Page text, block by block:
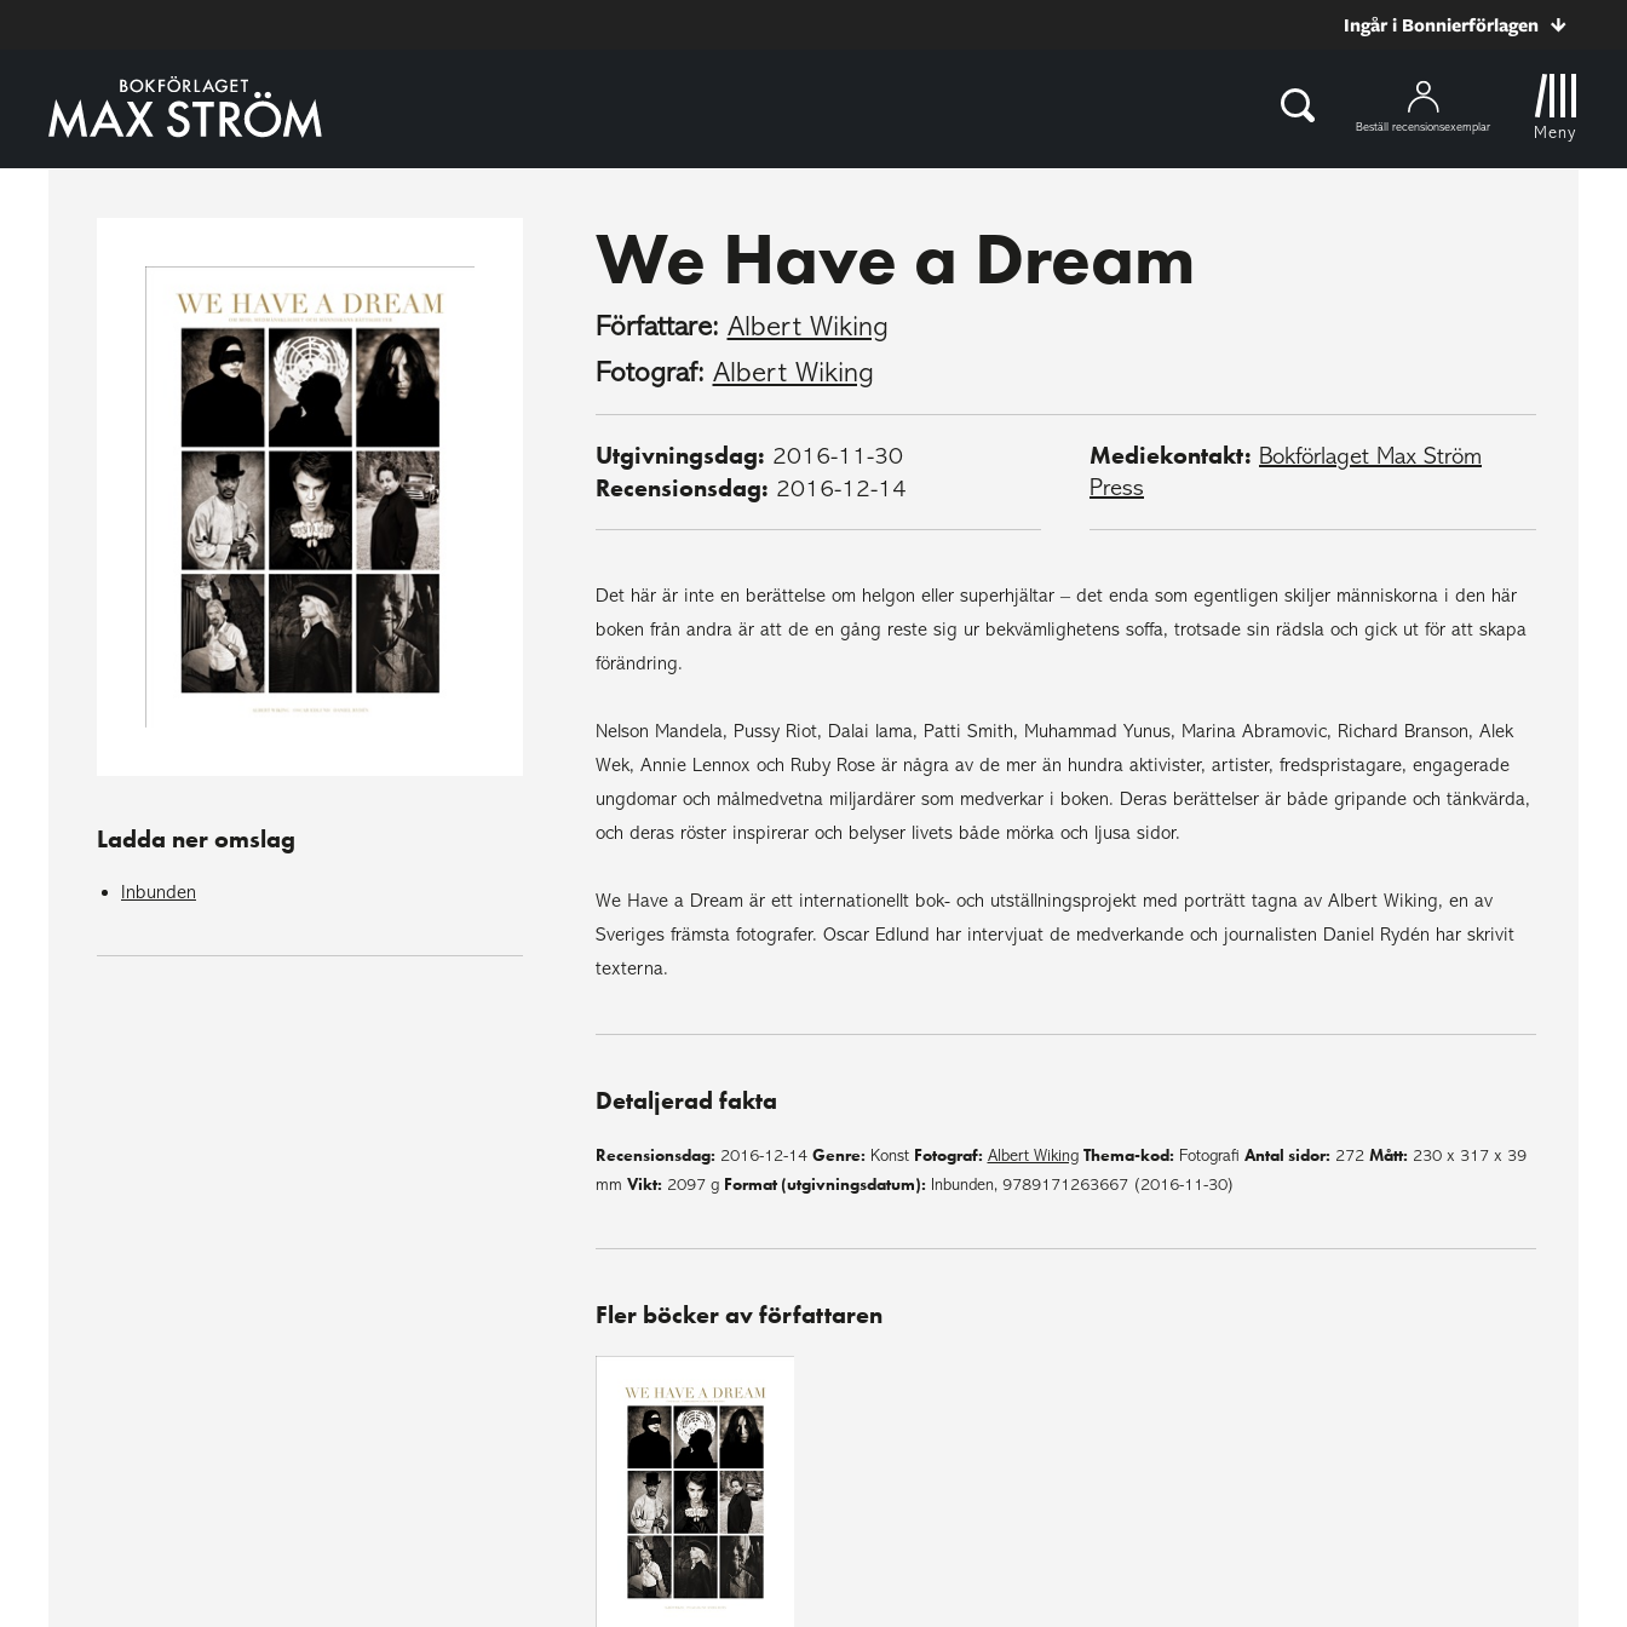
Ingår i Bonnierförlagen
Beställ recensionsexemplar Meny
Ladda ner omslag
Inbunden
We Have a Dream
Författare: Albert Wiking
Fotograf: Albert Wiking
Utgivningsdag: 2016-11-30
Recensionsdag: 2016-12-14
Mediekontakt: Bokförlaget Max Ström
Press
Det här är inte en berättelse om helgon eller superhjältar – det enda som egentligen skiljer människorna i den här
boken från andra är att de en gång reste sig ur bekvämlighetens soffa, trotsade sin rädsla och gick ut för att skapa
förändring.
Nelson Mandela, Pussy Riot, Dalai lama, Patti Smith, Muhammad Yunus, Marina Abramovic, Richard Branson, Alek
Wek, Annie Lennox och Ruby Rose är några av de mer än hundra aktivister, artister, fredspristagare, engagerade
ungdomar och målmedvetna miljardärer som medverkar i boken. Deras berättelser är både gripande och tänkvärda,
och deras röster inspirerar och belyser livets både mörka och ljusa sidor.
We Have a Dream är ett internationellt bok- och utställningsprojekt med porträtt tagna av Albert Wiking, en av
Sveriges främsta fotografer. Oscar Edlund har intervjuat de medverkande och journalisten Daniel Rydén har skrivit
texterna.
Detaljerad fakta
Recensionsdag: 2016-12-14 Genre: Konst Fotograf: Albert Wiking Thema-kod: Fotografi Antal sidor: 272 Mått: 230 x 317 x 39
mm Vikt: 2097 g Format (utgivningsdatum): Inbunden, 9789171263667 (2016-11-30)
Fler böcker av författaren